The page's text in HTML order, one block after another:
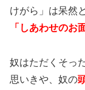
けがら」は呆然
「しあわせのお
奴はただくそっ
思いきや、奴の